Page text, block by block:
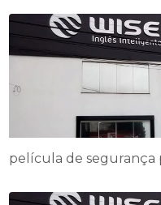
película de segurança